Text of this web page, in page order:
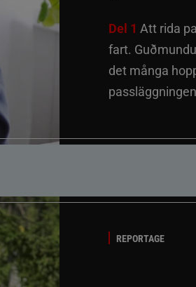
Del 1 Att rida
fart.
det många
REPORTAGE